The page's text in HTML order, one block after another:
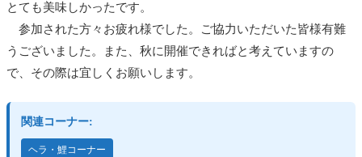
とても美味しかったです。
参加された方々お疲れ様でした。ご協力いただいた皆様有難
うございました。また、秋に開催できればと考えていますの
で、その際は宜しくお願いします。
関連コーナー:
ヘラ・鯉コーナー